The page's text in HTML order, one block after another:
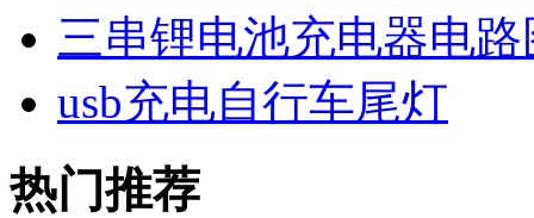
三串锂电池充电器电
usb充电自行车尾灯
热门推荐